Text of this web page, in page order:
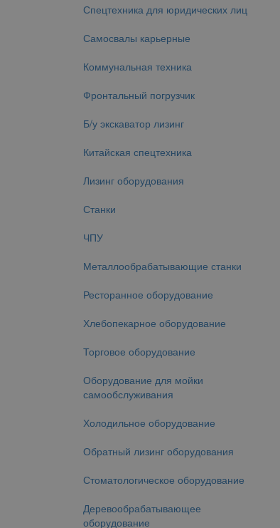
Спецтехника для юридических лиц
Самосвалы карьерные
Коммунальная техника
Фронтальный погрузчик
Б/у экскаватор лизинг
Китайская спецтехника
Лизинг оборудования
Станки
ЧПУ
Металлообрабатывающие станки
Ресторанное оборудование
Хлебопекарное оборудование
Торговое оборудование
Оборудование для мойки
самообслуживания
Холодильное оборудование
Обратный лизинг оборудования
Стоматологическое оборудование
Деревообрабатывающее
оборудование